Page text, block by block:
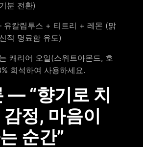
분 전환)
칼립투스 + 티트리 + 레몬 (맑
적 명료함 유도)
캐리어 오일(스위트아몬드, 호
희석하여 사용하세요.
— “향기로 치
정, 마음이
순간”